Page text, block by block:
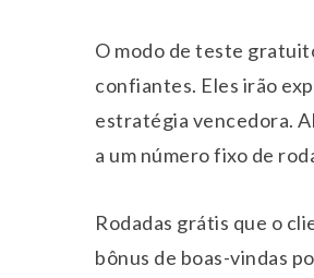
O modo de teste
confiantes. Eles irão
estratégia vencedora.
a um número fixo de
Rodadas grátis que o
bônus de boas-vindas